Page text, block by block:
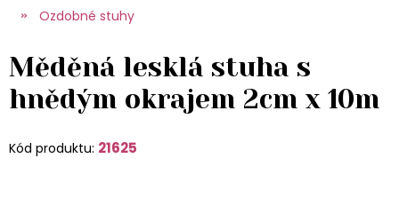
Ozdobné stuhy
Měděná lesklá stuha s
hnědým okrajem 2cm x 10m
Kód produktu: 21625